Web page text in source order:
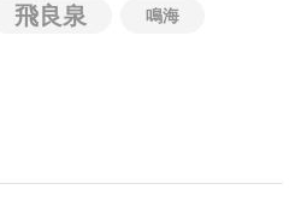
飛良泉 鳴海